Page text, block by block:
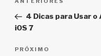
Post
Post
anterior
4 Dicas para Usar
iOS 7
Próximo
PRÓXIMO